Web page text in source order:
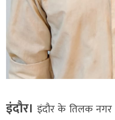
इंदौर। इंदौर के तिलक नगर